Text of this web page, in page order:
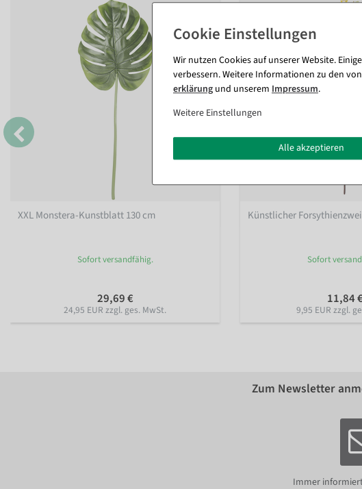
XXL Monstera-Kunstblatt 130 cm
Sofort versandfähig.
29,69 €
24,95 EUR zzgl. ges. MwSt.
Künstlicher
Sofort
11,84
9,95 EUR zzgl.
Zum Newsletter
Immer
Wir nutzen Cookies auf unserer Website.
verbessern. Weitere Informationen zu den
erklärung und unserem Impressum.
Weitere Einstellungen
Alle akzeptieren